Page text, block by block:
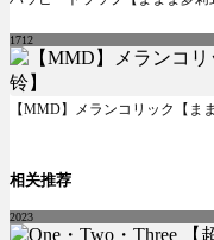
1712
【MMD】メランコリック【ま
相关推荐
2023